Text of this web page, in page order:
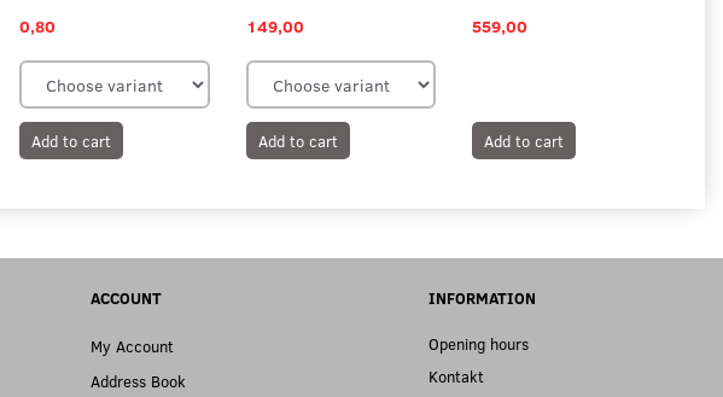
0,80
Add to cart
149,00
Add to cart
559,00
Add to cart
ACCOUNT
My Account
Address Book
INFORMATION
Opening hours
Kontakt